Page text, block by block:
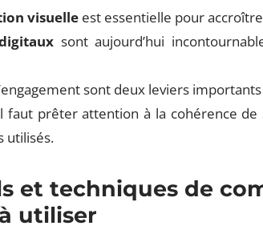
visuelle est essentielle pour
sont aujourd’hui
sont deux leviers
faut prêter attention à la cohérence de
utilisés.
et techniques de
utiliser